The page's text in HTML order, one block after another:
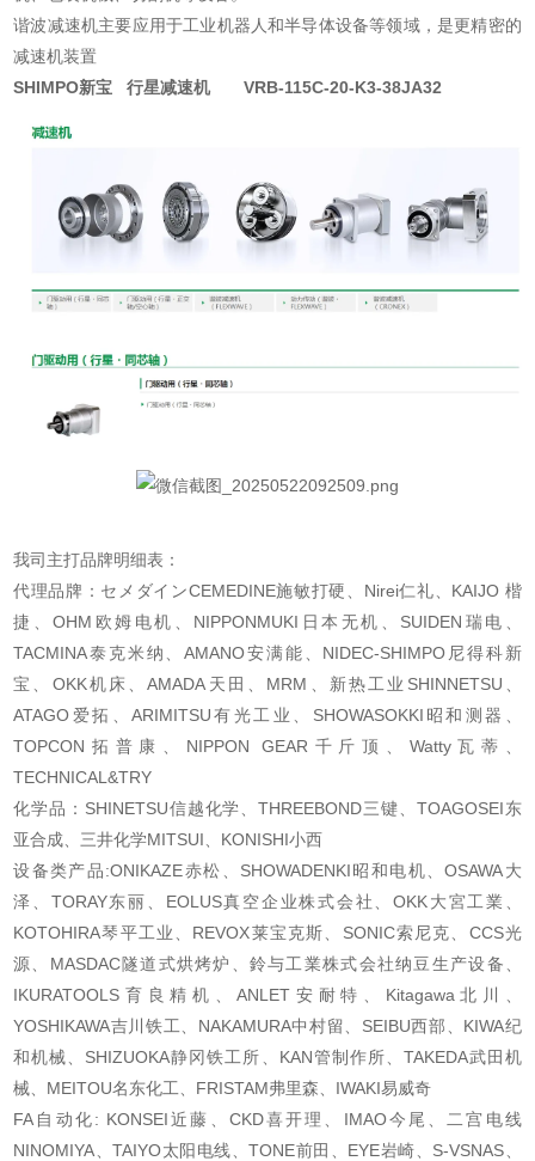
谐波减速机主要应用于工业机器人和半导体设备等领域，是更精密的
减速机装置
SHIMPO新宝 行星减速机 VRB-115C-20-K3-38JA32
我司主打品牌明细表：
代理品牌：セメダインCEMEDINE施敏打硬、Nirei仁礼、KAIJO 楷
捷、OHM欧姆电机、NIPPONMUKI日本无机、SUIDEN瑞电、
TACMINA泰克米纳、AMANO安满能、NIDEC-SHIMPO尼得科新
宝、OKK机床、AMADA天田、MRM、新热工业SHINNETSU、
ATAGO爱拓、ARIMITSU有光工业、SHOWASOKKI昭和测器、
TOPCON拓普康、NIPPON GEAR千斤顶、Watty瓦蒂、
TECHNICAL&TRY
化学品：SHINETSU信越化学、THREEBOND三键、TOAGOSEI东
亚合成、三井化学MITSUI、KONISHI小西
设备类产品:ONIKAZE赤松、SHOWADENKI昭和电机、OSAWA大
泽、TORAY东丽、EOLUS真空企业株式会社、OKK大宮工業、
KOTOHIRA琴平工业、REVOX莱宝克斯、SONIC索尼克、CCS光
源、MASDAC隧道式烘烤炉、鈴与工業株式会社纳豆生产设备、
IKURATOOLS育良精机、ANLET安耐特、Kitagawa北川、
YOSHIKAWA吉川铁工、NAKAMURA中村留、SEIBU西部、KIWA纪
和机械、SHIZUOKA静冈铁工所、KAN管制作所、TAKEDA武田机
械、MEITOU名东化工、FRISTAM弗里森、IWAKI易威奇
FA自动化: KONSEI近藤、CKD喜开理、IMAO今尾、二宫电线
NINOMIYA、TAIYO太阳电线、TONE前田、EYE岩崎、S-VSNAS、